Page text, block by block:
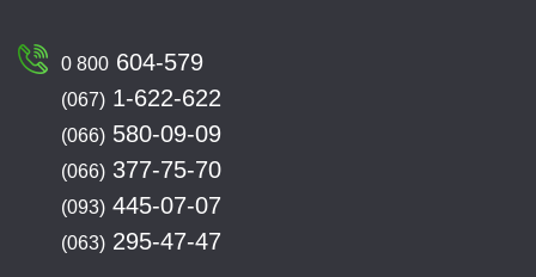
0 800 604-579
(067) 1-622-622
(066) 580-09-09
(066) 377-75-70
(093) 445-07-07
(063) 295-47-47